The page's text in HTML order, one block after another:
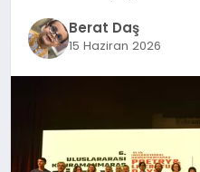
KÜNYE Berat Daş
15 Haziran 2026